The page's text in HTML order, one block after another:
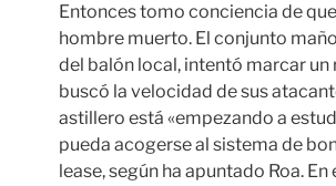
Entonces tomo conciencia de
hombre muerto. El conjunto
del balón local, intentó marcar
buscó la velocidad de sus
astillero está «empezando a
pueda acogerse al sistema de
lease, según ha apuntado Roa.